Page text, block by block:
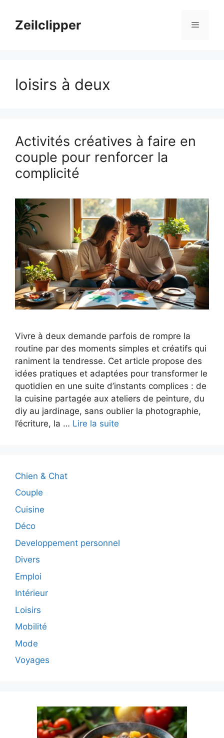
contenuZeilclipper Menu
loisirs à deux
Activités créatives à faire en
couple pour renforcer la
complicité
Vivre à deux demande parfois de rompre la
routine par des moments simples et créatifs qui
raniment la tendresse. Cet article propose des
idées pratiques et adaptées pour transformer le
quotidien en une suite d’instants complices : de
la cuisine partagée aux ateliers de peinture, du
diy au jardinage, sans oublier la photographie,
l’écriture, la … Lire la suite
Chien & Chat
Couple
Cuisine
Déco
Developpement personnel
Divers
Emploi
Intérieur
Loisirs
Mobilité
Mode
Voyages